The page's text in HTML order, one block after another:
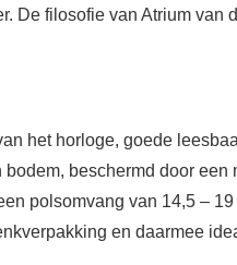
De filosofie van Atrium
het horloge, goede
beschermd door
polsomvang van 14,5 –
en daarmee